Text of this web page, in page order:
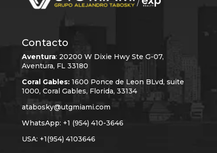
Contacto
Aventura: 20200 W Dixie Hwy Ste G-07,
Aventura, FL 33180
Coral Gables:1600 Ponce de Leon BLvd, suite
1000, Coral Gables, Florida, 33134
atabosky@utgmiami.com
WhatsApp: +1 (954) 410-3646
USA: +1(954) 4103646